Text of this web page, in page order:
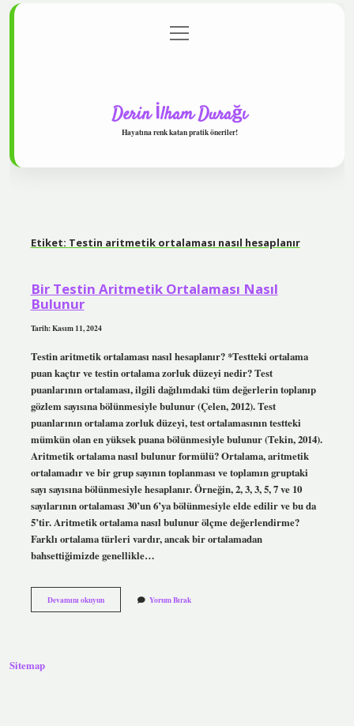
Gizlilik Politikası
menüyü
aç
Derin İlham Durağı
Hayatına renk katan pratik öneriler!
Etiket: Testin aritmetik ortalaması nasıl hesaplanır
Bir Testin Aritmetik Ortalaması Nasıl
Bulunur
Tarih: Kasım 11, 2024
Testin aritmetik ortalaması nasıl hesaplanır? *Testteki ortalama
puan kaçtır ve testin ortalama zorluk düzeyi nedir? Test
puanlarının ortalaması, ilgili dağılımdaki tüm değerlerin toplanıp
gözlem sayısına bölünmesiyle bulunur (Çelen, 2012). Test
puanlarının ortalama zorluk düzeyi, test ortalamasının testteki
mümkün olan en yüksek puana bölünmesiyle bulunur (Tekin, 2014).
Aritmetik ortalama nasıl bulunur formülü? Ortalama, aritmetik
ortalamadır ve bir grup sayının toplanması ve toplamın gruptaki
sayı sayısına bölünmesiyle hesaplanır. Örneğin, 2, 3, 3, 5, 7 ve 10
sayılarının ortalaması 30’un 6’ya bölünmesiyle elde edilir ve bu da
5’tir. Aritmetik ortalama nasıl bulunur ölçme değerlendirme?
Farklı ortalama türleri vardır, ancak bir ortalamadan
bahsettiğimizde genellikle…
Devamını okuyunBir
Testin
Yorum Bırak
Sitemap